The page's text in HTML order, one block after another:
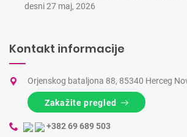
desni27 maj, 2026
Kontakt informacije
Orjenskog bataljona 88, 85340 Herceg
Zakažite pregled
+382 69 689 503